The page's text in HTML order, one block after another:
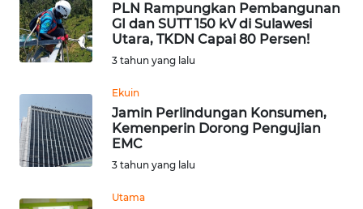
PLN Rampungkan Pembangunan
GI dan SUTT 150 kV di Sulawesi
Utara, TKDN Capai 80 Persen!
3 tahun yang lalu
Ekuin
Jamin Perlindungan Konsumen,
Kemenperin Dorong Pengujian
EMC
3 tahun yang lalu
Utama
WN
CIANJUR
KEPULAUAN
SERIBU
WN